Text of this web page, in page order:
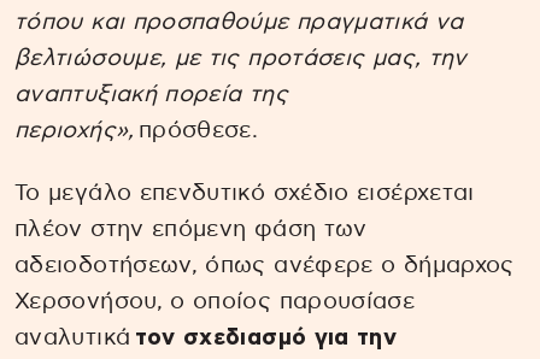
τόπου και προσπαθούμε πραγματικά να
βελτιώσουμε, με τις προτάσεις μας, την
αναπτυξιακή πορεία της
περιοχής», πρόσθεσε.
Το μεγάλο επενδυτικό σχέδιο εισέρχεται
πλέον στην επόμενη φάση των
αδειοδοτήσεων, όπως ανέφερε ο δήμαρχος
Χερσονήσου, ο οποίος παρουσίασε
αναλυτικά τον σχεδιασμό για την